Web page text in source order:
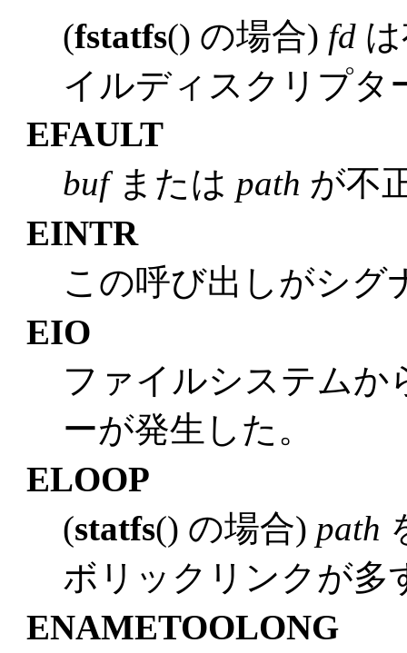
(fstatfs() の場合) fd
イルディスクリプタ
EFAULT
bufまたは path が不
EINTR
この呼び出しがシグ
EIO
ファイルシステムか
ーが発生した。
ELOOP
(statfs() の場合) path
ボリックリンクが多
ENAMETOOLONG